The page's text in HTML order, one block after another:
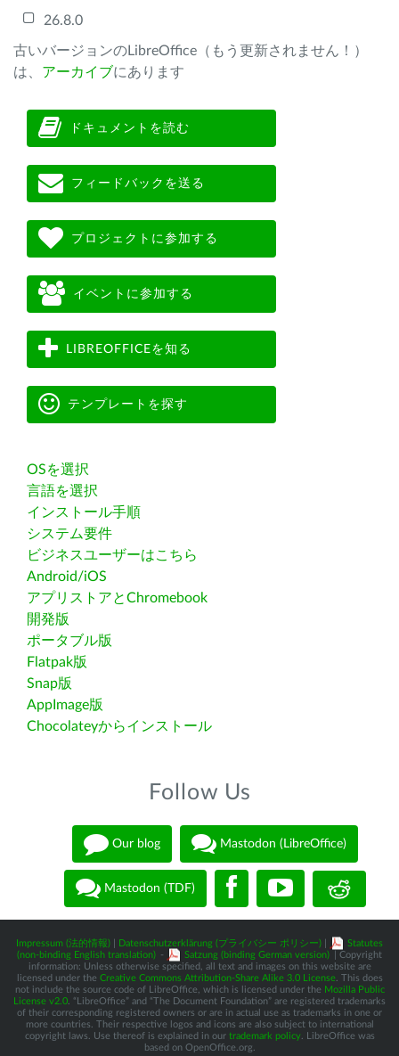
26.8.0
古いバージョンのLibreOffice（もう更新されません！）
は、 アーカイブにあります
ドキュメントを読む
フィードバックを送る
プロジェクトに参加する
イベントに参加する
LIBREOFFICEを知る
テンプレートを探す
OSを選択
言語を選択
インストール手順
システム要件
ビジネスユーザーはこちら
Android/iOS
アプリストアとChromebook
開発版
ポータブル版
Flatpak版
Snap版
AppImage版
Chocolateyからインストール
Follow Us
Our blog Mastodon (LibreOffice)
Mastodon (TDF)
Impressum (法的情報) Datenschutzerklärung (プライバシー ポリシー)
Statutes
(non-binding English translation) - Satzung (binding German version)
| Copyright
information: Unless otherwise specified, all text and images on this website are
licensed under the Creative Commons Attribution-Share Alike 3.0 License. This does
not include the source code of LibreOffice, which is licensed under the Mozilla Public
License v2.0 . “LibreOffice” and “The Document Foundation” are registered trademarks
of their corresponding registered owners or are in actual use as trademarks in one or
more countries. Their respective logos and icons are also subject to international
copyright laws. Use thereof is explained in our trademark policy. LibreOffice was
based on OpenOffice.org.